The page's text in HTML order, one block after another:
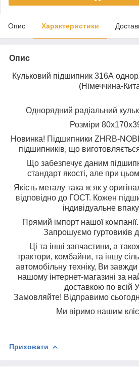
Опис Характеристики
Опис
Кульковий підшипник 316А
(Німеччина-
Однорядний радіальний
Розміри
Новинка! Підшипники ZHRB-
підшипників, що
Що забезпечує даним
стандарт якості, але при
Якість металу така ж як у
відповідно до ГОСТ. Кожен
індивідуальне
Прямий імпорт нашої
Запрошуємо гуртовиків
Ці та інші запчастини, а
трактори, комбайни, та іншу
автомобільну техніку, Ви
нашому інтернет-магазині за
доставкою по всій
Замовляйте! Відправимо
Ми віримо нашим
Приховати